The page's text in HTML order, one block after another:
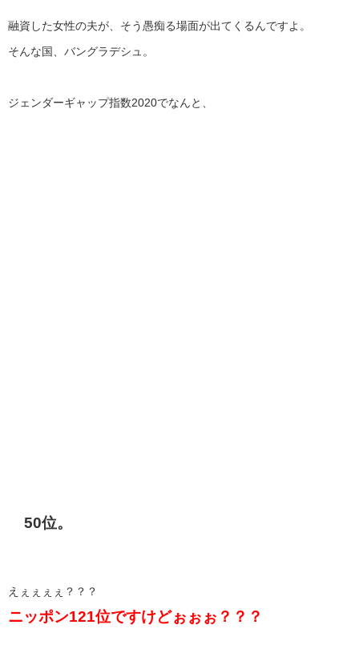
融資した女性の夫が、そう愚痴る場面が出てくるんですよ。
そんな国、バングラデシュ。
ジェンダーギャップ指数2020でなんと、
50位。
えぇぇぇぇ？？？
ニッポン121位ですけどぉぉぉ？？？